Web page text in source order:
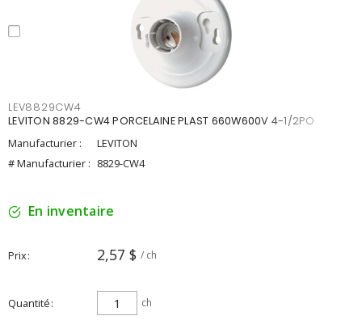
LEV8829CW4
LEVITON 8829-CW4 PORCELAINE PLAST 660W600V 4-1/2PO
Manufacturier :
LEVITON
# Manufacturier : 8829-CW4
En inventaire
Prix 2,57 $ / ch
Quantité ch